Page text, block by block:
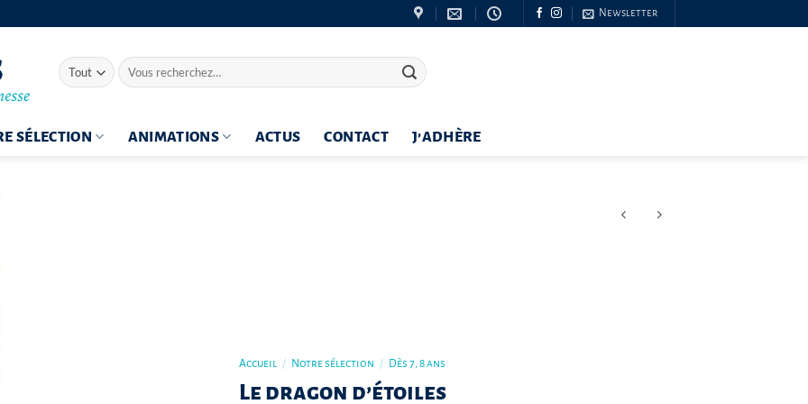
Newsletter
Recherche
pour :
SÉLECTION ANIMATIONS ACTUS CONTACT J’ADHÈRE
Accueil / Notre sélection / Dès 7, 8 ans
Le dragon d’étoiles